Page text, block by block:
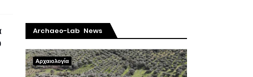
Archaeo-Lab News
Αρχαιολογία